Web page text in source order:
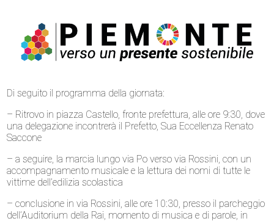
Di seguito il programma della giornata:
– Ritrovo in piazza Castello, fronte prefettura, alle ore 9:30, dove
una delegazione incontrerà il Prefetto, Sua Eccellenza Renato
Saccone
– a seguire, la marcia lungo via Po verso via Rossini, con un
accompagnamento musicale e la lettura dei nomi di tutte le
vittime dell’edilizia scolastica
– conclusione in via Rossini, alle ore 10:30, presso il parcheggio
dell’Auditorium della Rai, momento di musica e di parole, in